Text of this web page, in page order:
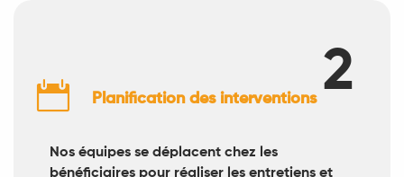
2
 Planification des interventions
Nos équipes se déplacent chez les
bénéficiaires pour réaliser les entretiens et